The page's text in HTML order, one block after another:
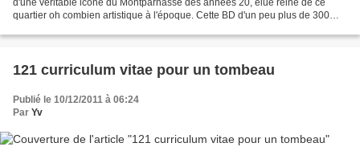
d'une véritable icône du Montparnasse des années 20, élue reine de ce
quartier oh combien artistique à l'époque. Cette BD d'un peu plus de 300
121 curriculum vitae pour un tombeau
Publié le 10/12/2011 à 06:24
Par Yv